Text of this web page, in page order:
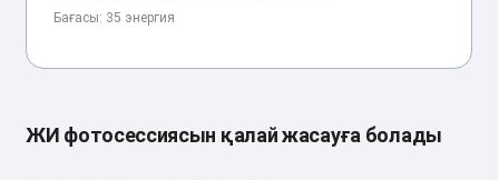
Бағасы: 35 энергия
ЖИ фотосессиясын қалай жасауға болады